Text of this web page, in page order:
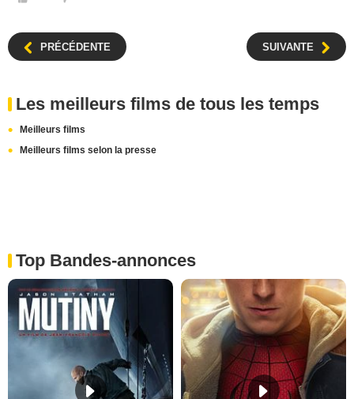
PRÉCÉDENTE SUIVANTE
Les meilleurs films de tous les temps
Meilleurs films
Meilleurs films selon la presse
Top Bandes-annonces